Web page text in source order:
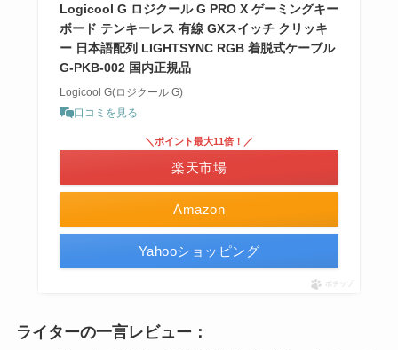
Logicool G ロジクール G PRO X ゲーミングキー
ボード テンキーレス 有線 GXスイッチ クリッキ
ー 日本語配列 LIGHTSYNC RGB 着脱式ケーブル
G-PKB-002 国内正規品
Logicool G(ロジクール G)
口コミを見る
Amazon
＼ポイント最大11倍！／
楽天市場
Yahooショッピング
ポチップ
ライターの一言レビュー：